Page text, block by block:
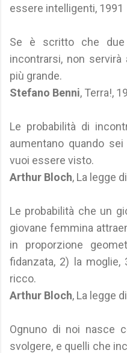
essere intelligenti, 1991
Se è scritto che due
incontrarsi, non
più grande.
Stefano Benni, Terra!,
Le probabilità di
aumentano quando
vuoi essere visto.
Arthur Bloch, La legge
Le probabilità che un
giovane femmina
in proporzione
fidanzata, 2) la
ricco.
Arthur Bloch, La legge
Ognuno di noi nasce
svolgere, e quelli che